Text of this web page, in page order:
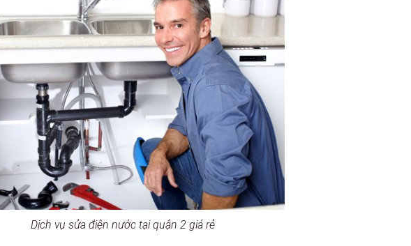
Dịch vụ sửa điện nước tại quận 2 giá rẻ